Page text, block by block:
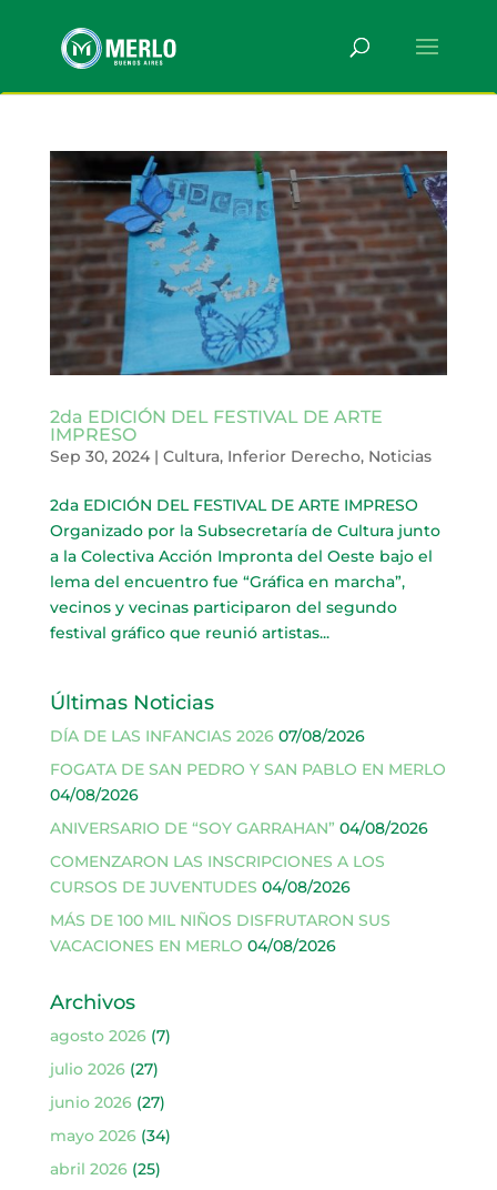
2da EDICIÓN DEL FESTIVAL DE ARTE
IMPRESO
Sep 30, 2024| Cultura, Inferior Derecho, Noticias
2da EDICIÓN DEL FESTIVAL DE ARTE IMPRESO
Organizado por la Subsecretaría de Cultura junto
a la Colectiva Acción Impronta del Oeste bajo el
lema del encuentro fue “Gráfica en marcha”,
vecinos y vecinas participaron del segundo
festival gráfico que reunió artistas...
Últimas Noticias
DÍA DE LAS INFANCIAS 2026 07/08/2026
FOGATA DE SAN PEDRO Y SAN PABLO EN MERLO
04/08/2026
ANIVERSARIO DE “SOY GARRAHAN” 04/08/2026
COMENZARON LAS INSCRIPCIONES A LOS
CURSOS DE JUVENTUDES 04/08/2026
MÁS DE 100 MIL NIÑOS DISFRUTARON SUS
VACACIONES EN MERLO 04/08/2026
Archivos
agosto 2026(7)
julio 2026(27)
junio 2026(27)
mayo 2026(34)
abril 2026(25)